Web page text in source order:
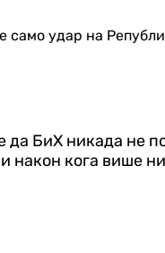
удар на
да БиХ никада не
након кога више